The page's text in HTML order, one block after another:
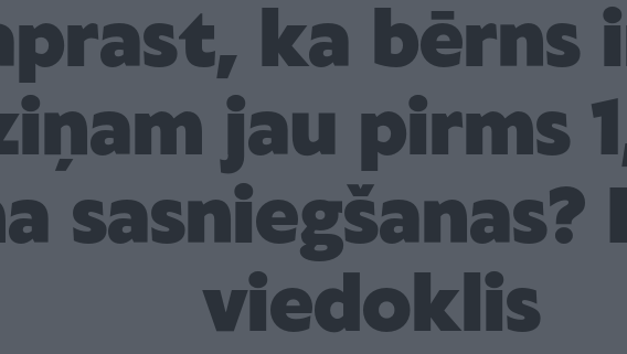
ka bērns
jau pirms
viedoklis